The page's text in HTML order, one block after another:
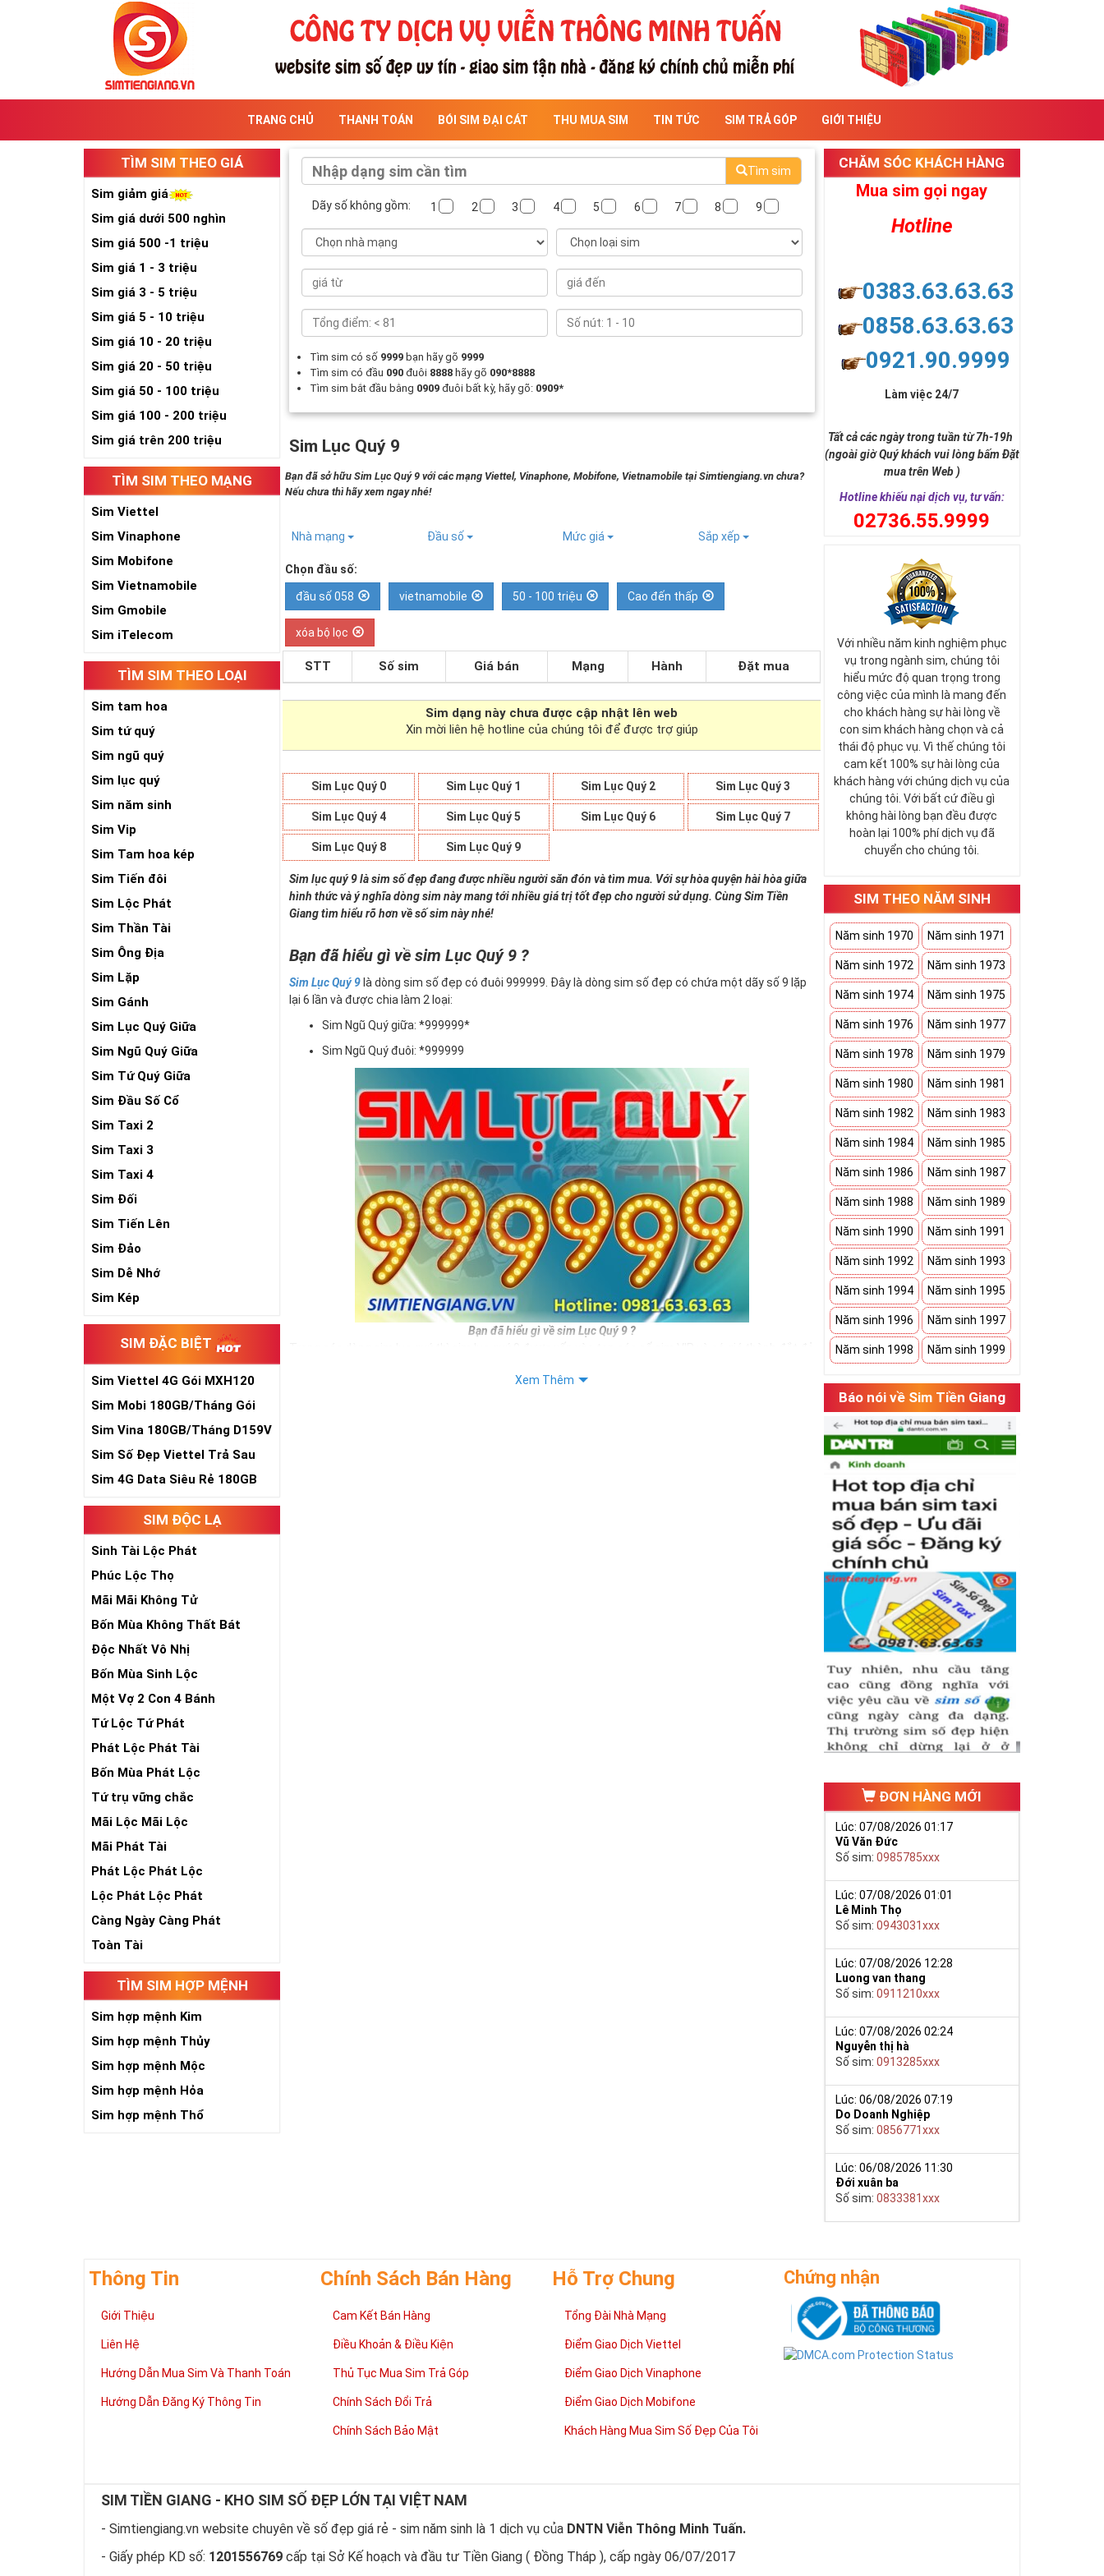
TRANG CHỦ THANH TOÁN BÓI SIM ĐẠI CÁT THU MUA SIM TIN TỨC SIM TRẢ GÓP GIỚI THIỆU
TÌM SIM THEO GIÁ
Sim giảm giá
Sim giá dưới 500 nghìn
Sim giá 500 -1 triệu
Sim giá 1 - 3 triệu
Sim giá 3 - 5 triệu
Sim giá 5 - 10 triệu
Sim giá 10 - 20 triệu
Sim giá 20 - 50 triệu
Sim giá 50 - 100 triệu
Sim giá 100 - 200 triệu
Sim giá trên 200 triệu
TÌM SIM THEO MẠNG
Sim Viettel
Sim Vinaphone
Sim Mobifone
Sim Vietnamobile
Sim Gmobile
Sim iTelecom
TÌM SIM THEO LOẠI
Sim tam hoa
Sim tứ quý
Sim ngũ quý
Sim lục quý
Sim năm sinh
Sim Vip
Sim Tam hoa kép
Sim Tiến đôi
Sim Lộc Phát
Sim Thần Tài
Sim Ông Địa
Sim Lặp
Sim Gánh
Sim Lục Quý Giữa
Sim Ngũ Quý Giữa
Sim Tứ Quý Giữa
Sim Đầu Số Cổ
Sim Taxi 2
Sim Taxi 3
Sim Taxi 4
Sim Đối
Sim Tiến Lên
Sim Đảo
Sim Dễ Nhớ
Sim Kép
SIM ĐẶC BIỆT
Sim Viettel 4G Gói MXH120
Siêu Rẻ
Sim Mobi 180GB/Tháng Gói
TK159
Sim Vina 180GB/Tháng D159V
Sim Số Đẹp Viettel Trả Sau
Sim 4G Data Siêu Rẻ 180GB
SIM ĐỘC LẠ
Sinh Tài Lộc Phát
Phúc Lộc Thọ
Mãi Mãi Không Tử
Bốn Mùa Không Thất Bát
Độc Nhất Vô Nhị
Bốn Mùa Sinh Lộc
Một Vợ 2 Con 4 Bánh
Tứ Lộc Tứ Phát
Phát Lộc Phát Tài
Bốn Mùa Phát Lộc
Tứ trụ vững chắc
Mãi Lộc Mãi Lộc
Mãi Phát Tài
Phát Lộc Phát Lộc
Lộc Phát Lộc Phát
Càng Ngày Càng Phát
Toàn Tài
TÌM SIM HỢP MỆNH
Sim hợp mệnh Kim
Sim hợp mệnh Thủy
Sim hợp mệnh Mộc
Sim hợp mệnh Hỏa
Sim hợp mệnh Thổ
Tìm sim
Dãy số không gồm: 1 2 3 4 5 6 7 8 9
Tìm sim có số 9999 bạn hãy gõ 9999
Tìm sim có đầu 090đuôi 8888 hãy gõ 090*8888
Tìm sim bắt đầu bằng 0909 đuôi bất kỳ, hãy gõ: 0909*
Sim Lục Quý 9
Bạn đã sở hữu Sim Lục Quý 9 với các mạng Viettel, Vinaphone, Mobifone, Vietnamobile tại Simtiengiang.vn chưa?
Nếu chưa thì hãy xem ngay nhé!
Nhà mạng Đầu số Mức giá Sắp xếp
Chọn đầu số:
đầu số 058 vietnamobile 50 - 100 triệu Cao đến thấp
xóa bộ lọc
STT Số sim Giá bán Mạng Hành Đặt mua
Sim dạng này chưa được cập nhật lên web
Xin mời liên hệ hotline của chúng tôi để được trợ giúp
Sim Lục Quý 0 Sim Lục Quý 1 Sim Lục Quý 2 Sim Lục Quý 3
Sim Lục Quý 4 Sim Lục Quý 5 Sim Lục Quý 6 Sim Lục Quý 7
Sim Lục Quý 8 Sim Lục Quý 9
Sim lục quý 9 là sim số đẹp đang được nhiều người săn đón và tìm mua. Với sự hòa quyện hài hòa giữa
hình thức và ý nghĩa dòng sim này mang tới nhiều giá trị tốt đẹp cho người sử dụng. Cùng Sim Tiền
Giang tìm hiểu rõ hơn về số sim này nhé!
Bạn đã hiểu gì về sim Lục Quý 9 ?
Sim Lục Quý 9 là dòng sim số đẹp có đuôi 999999. Đây là dòng sim số đẹp có chứa một dãy số 9 lặp
lại 6 lần và được chia làm 2 loại:
Sim Ngũ Quý giữa: *999999*
Sim Ngũ Quý đuôi: *999999
Bạn đã hiểu gì về sim Lục Quý 9 ?
và quyền lực. Đây cũng là con số đại diện cho sự hạnh phúc.
Sở hữu Sim Lục Quý 9 không chỉ mang tới niềm vui trong cuộc sống, tài lộc trong công việc mà còn
Xem Thêm
CHĂM SÓC KHÁCH HÀNG
Mua sim gọi ngay
Hotline
0383.63.63.63
0858.63.63.63
0921.90.9999
Làm việc 24/7
Tất cả các ngày trong tuần từ 7h-19h
(ngoài giờ Quý khách vui lòng bấm Đặt
mua trên Web )
Hotline khiếu nại dịch vụ, tư vấn:
02736.55.9999
Với nhiều năm kinh nghiệm phục
vụ trong ngành sim, chúng tôi
hiểu mức độ quan trọng trong
công việc của mình là mang đến
cho khách hàng sự hài lòng về
con sim khách hàng chọn và cả
thái độ phục vụ. Vì thế chúng tôi
cam kết 100% sự hài lòng của
khách hàng với chúng dịch vụ của
chúng tôi. Với bất cứ điều gì
không hài lòng bạn đều được
hoàn lại 100% phí dịch vụ đã
chuyển cho chúng tôi.
SIM THEO NĂM SINH
Năm sinh 1970 Năm sinh 1971
Năm sinh 1972 Năm sinh 1973
Năm sinh 1974 Năm sinh 1975
Năm sinh 1976 Năm sinh 1977
Năm sinh 1978 Năm sinh 1979
Năm sinh 1980 Năm sinh 1981
Năm sinh 1982 Năm sinh 1983
Năm sinh 1984 Năm sinh 1985
Năm sinh 1986 Năm sinh 1987
Năm sinh 1988 Năm sinh 1989
Năm sinh 1990 Năm sinh 1991
Năm sinh 1992 Năm sinh 1993
Năm sinh 1994 Năm sinh 1995
Năm sinh 1996 Năm sinh 1997
Năm sinh 1998 Năm sinh 1999
Báo nói về Sim Tiền Giang
ĐƠN HÀNG MỚI
Lúc: 07/08/2026 01:17
Vũ Văn Đức
Số sim:0985785xxx
Lúc: 07/08/2026 01:01
Lê Minh Thọ
Số sim:0943031xxx
Lúc: 07/08/2026 12:28
Luong van thang
Số sim:0911210xxx
Lúc: 07/08/2026 02:24
Nguyễn thị hà
Số sim:0913285xxx
Lúc: 06/08/2026 07:19
Do Doanh Nghiệp
Số sim:0856771xxx
Lúc: 06/08/2026 11:30
Đới xuân ba
Số sim:0833381xxx
Thông Tin
Giới Thiệu
Liên Hệ
Hướng Dẫn Mua Sim Và Thanh Toán
Hướng Dẫn Đăng Ký Thông Tin
Chính Sách Bán Hàng
Cam Kết Bán Hàng
Điều Khoản & Điều Kiện
Thủ Tục Mua Sim Trả Góp
Chính Sách Đổi Trả
Chính Sách Bảo Mật
Hỗ Trợ Chung
Tổng Đài Nhà Mạng
Điểm Giao Dịch Viettel
Điểm Giao Dịch Vinaphone
Điểm Giao Dịch Mobifone
Khách Hàng Mua Sim Số Đẹp Của Tôi
Chứng nhận
SIM TIỀN GIANG - KHO SIM SỐ ĐẸP LỚN TẠI VIỆT NAM
- Simtiengiang.vn website chuyên về số đẹp giá rẻ - sim năm sinh là 1 dịch vụ của DNTN Viễn Thông Minh Tuấn.
- Giấy phép KD số: 1201556769 cấp tại Sở Kế hoạch và đầu tư Tiền Giang ( Đồng Tháp ), cấp ngày 06/07/2017